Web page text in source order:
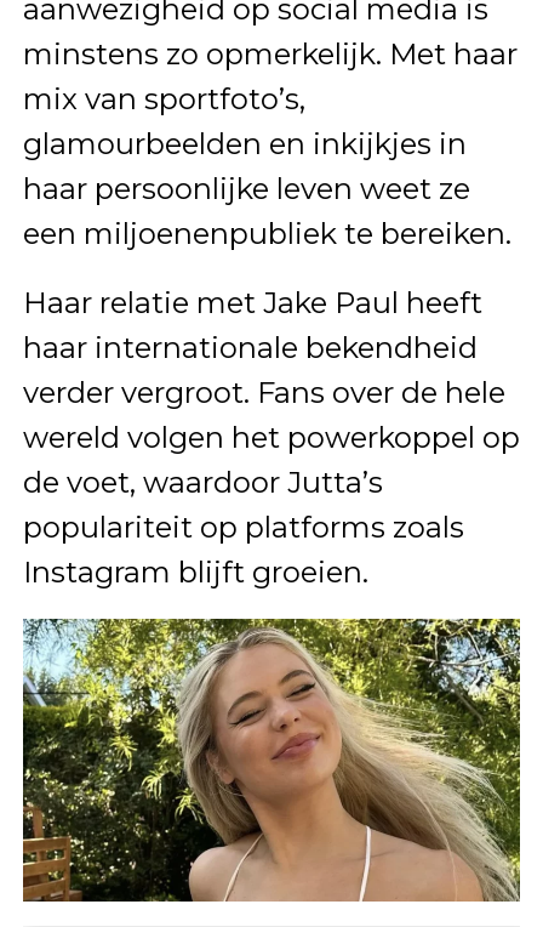
aanwezigheid op social media is
minstens zo opmerkelijk. Met haar
mix van sportfoto’s,
glamourbeelden en inkijkjes in
haar persoonlijke leven weet ze
een miljoenenpubliek te bereiken.
Haar relatie met Jake Paul heeft
haar internationale bekendheid
verder vergroot. Fans over de hele
wereld volgen het powerkoppel op
de voet, waardoor Jutta’s
populariteit op platforms zoals
Instagram blijft groeien.